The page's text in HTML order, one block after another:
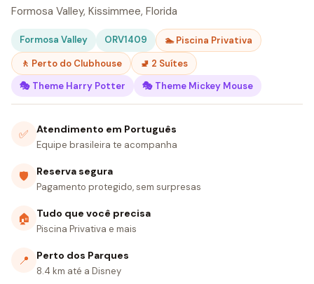
Formosa Valley, Kissimmee, Florida
Formosa Valley ORV1409
🏊 Piscina Privativa
🚶 Perto do Clubhouse
🚽 2 Suítes
🎭 Theme Harry Potter
🎭 Theme Mickey Mouse
✅ Atendimento em Português
Equipe brasileira te acompanha
🛡 Reserva segura
Pagamento protegido, sem surpresas
🏠 Tudo que você precisa
Piscina Privativa e mais
📍 Perto dos Parques
8.4 km até a Disney